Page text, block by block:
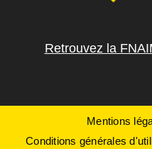
Retrouvez la
Mentions
Conditions générales